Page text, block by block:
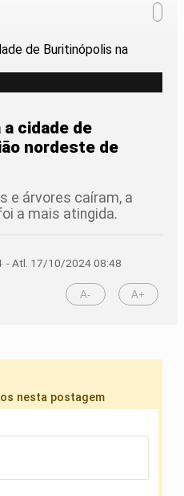
cidade de
nordeste de
e árvores caíram, a
a mais atingida.
- Atl. 17/10/2024 08:48
A- A+
nesta postagem